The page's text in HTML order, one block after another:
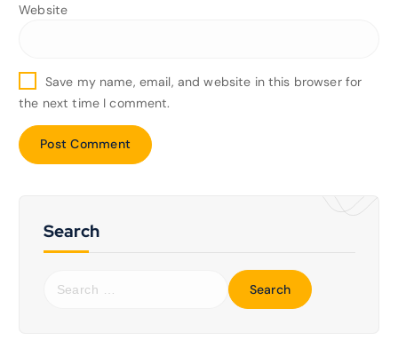
Website
Save my name, email, and website in this browser for
the next time I comment.
Search